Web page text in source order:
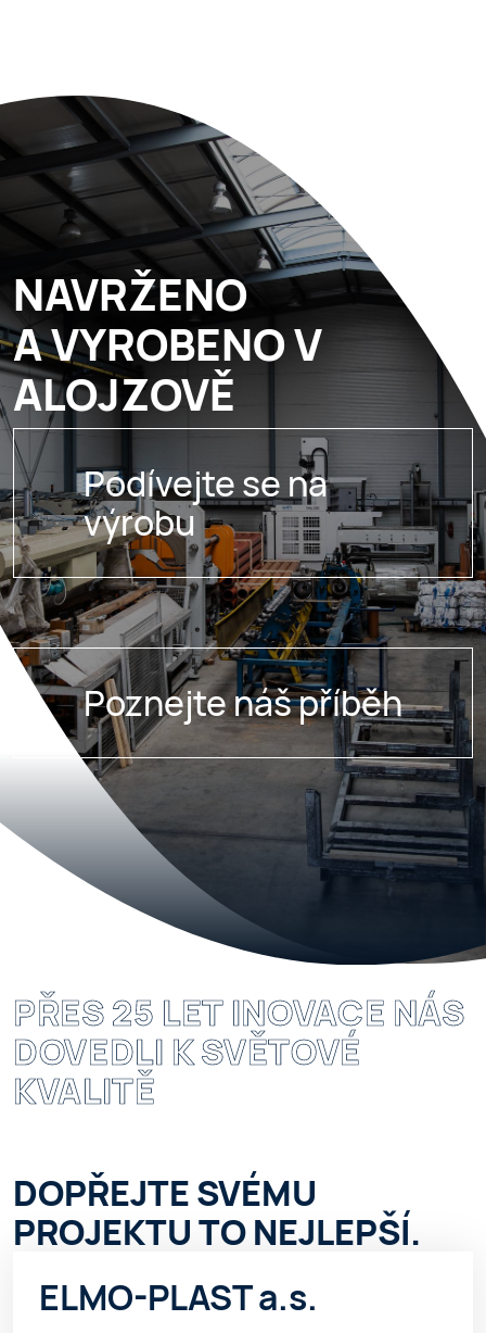
NAVRŽENO
A VYROBENO V
ALOJZOVĚ
Podívejte se na
výrobu
Poznejte náš příběh
PŘES 25 LET INOVACE NÁS
DOVEDLI K SVĚTOVÉ
KVALITĚ
DOPŘEJTE SVÉMU
PROJEKTU TO NEJLEPŠÍ.
ELMO-PLAST a.s.